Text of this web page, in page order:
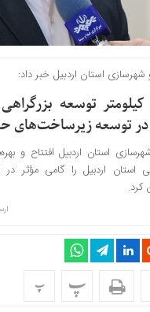
شهرسازی استان اردبیل خبر داد:
۸۳ کیلومتر توسعه
در توسعه زیرساخت‌های
استان اردبیل را گامی مؤثر
کرد.
پ پ